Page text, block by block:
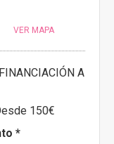
VER MAPA
A
150€
*